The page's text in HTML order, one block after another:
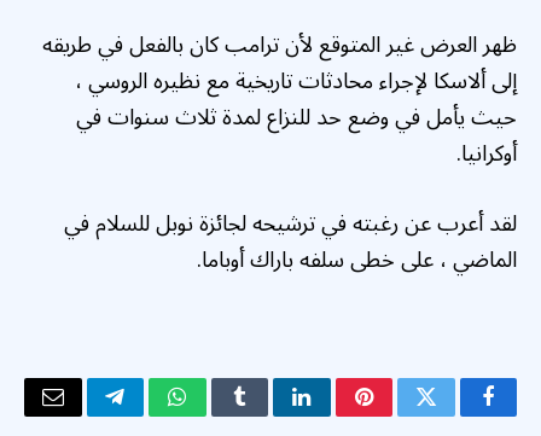
ظهر العرض غير المتوقع لأن ترامب كان بالفعل في طريقه
إلى ألاسكا لإجراء محادثات تاريخية مع نظيره الروسي ،
حيث يأمل في وضع حد للنزاع لمدة ثلاث سنوات في
أوكرانيا.
لقد أعرب عن رغبته في ترشيحه لجائزة نوبل للسلام في
الماضي ، على خطى سلفه باراك أوباما.
فيسبوكتويتر بينتيريستلينكدإنTumblrواتسابتيلقرامالبريد